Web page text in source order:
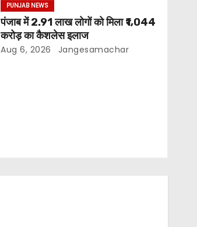
PUNJAB NEWS
पंजाब में 2.91 लाख लोगों को मिला ₹1,044
करोड़ का कैशलेस इलाज
Aug 6, 2026 Jangesamachar